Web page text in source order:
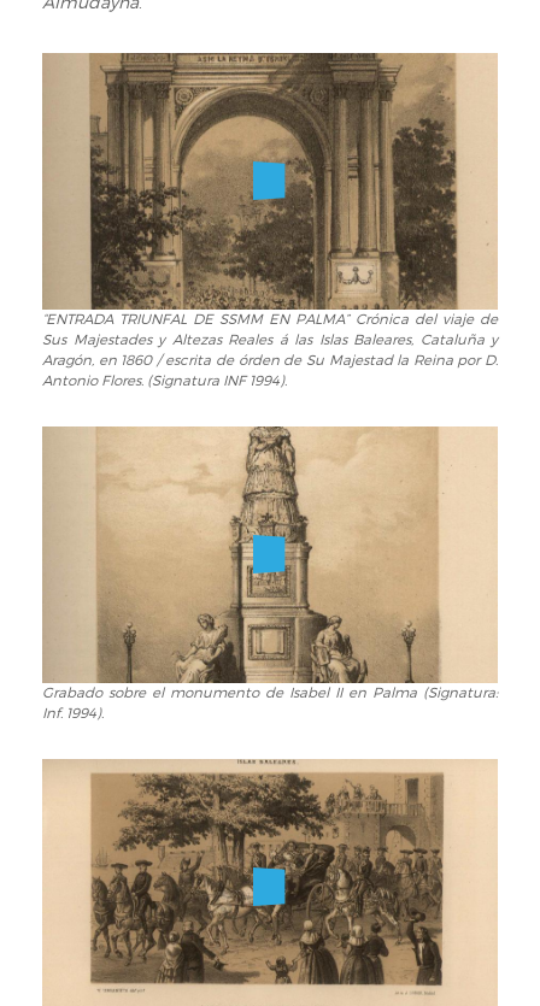
hombres
típicas
flanquean
columnas
plus
ultra,
y
por
España
“ENTRADA
TRIUNFAL
DE
EN
Crónica
Majestades
á
Baleares,
Aragón,
escrita
“ENTRADA TRIUNFAL DE SSMM EN PALMA” Crónica del viaje de
Sus Majestades y Altezas Reales á las Islas Baleares, Cataluña y
Aragón, en 1860 / escrita de órden de Su Majestad la Reina por D.
Antonio Flores. (Signatura INF 1994).
Grabado
sobre
monumento
Palma
(Signatura:
Grabado sobre el monumento de Isabel II en Palma (Signatura:
Inf. 1994).